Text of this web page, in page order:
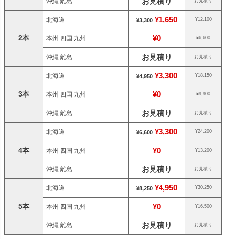
2本
北海道 ¥3,300 ¥1,650 ¥12,100
本州 四国 九州 ¥0 ¥6,600
沖縄 離島 お見積り お見積り
3本
北海道 ¥4,950 ¥3,300 ¥18,150
本州 四国 九州 ¥0 ¥9,900
沖縄 離島 お見積り お見積り
4本
北海道 ¥6,600 ¥3,300 ¥24,200
本州 四国 九州 ¥0 ¥13,200
沖縄 離島 お見積り お見積り
5本
北海道 ¥8,250 ¥4,950 ¥30,250
本州 四国 九州 ¥0 ¥16,500
沖縄 離島 お見積り お見積り